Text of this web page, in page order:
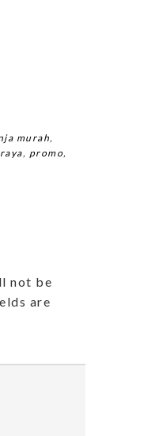
murah,
, promo,
not be
are